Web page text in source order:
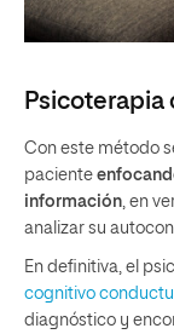
Con este método
paciente
información, en
analizar su
En definitiva, el
cognitivo
diagnóstico y